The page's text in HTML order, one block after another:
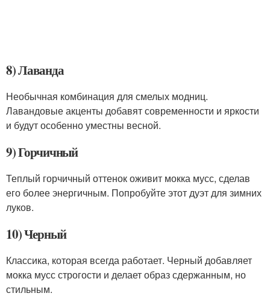
8) Лаванда
Необычная комбинация для смелых модниц.
Лавандовые акценты добавят современности и яркости
и будут особенно уместны весной.
9) Горчичный
Теплый горчичный оттенок оживит мокка мусс, сделав
его более энергичным. Попробуйте этот дуэт для зимних
луков.
10) Черный
Классика, которая всегда работает. Черный добавляет
мокка мусс строгости и делает образ сдержанным, но
стильным.